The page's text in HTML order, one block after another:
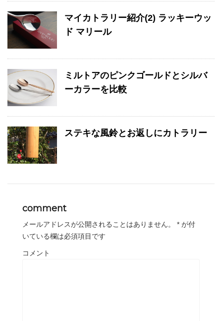
マイカトラリー紹介(2) ラッキーウッ
ド マリール
ミルトアのピンクゴールドとシルバ
ーカラーを比較
ステキな風鈴とお返しにカトラリー
comment
メールアドレスが公開されることはありません。 * が付
いている欄は必須項目です
コメント